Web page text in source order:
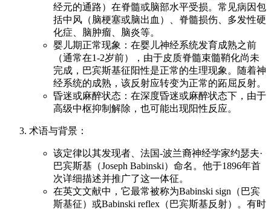
经元的通路）在脊髓或脑部水平受损。常见病因包
括中风（脑梗塞或脑出血）、脊髓损伤、多发性硬
化症、脑肿瘤、脑炎等。
婴儿期正常现象：在婴儿神经系统发育成熟之前
（通常在1-2岁前），由于皮质脊髓束髓鞘化尚未
完成，巴宾斯基征阳性是正常的生理现象。随着神
经系统的成熟，该反射应转变为正常的跖屈反射。
昏迷或麻醉状态：在深度昏迷或麻醉状态下，由于
高级中枢抑制解除，也可能出现阳性反应。
术语与背景：
该定律以其发现者、法国-波兰裔神经学家约瑟夫·
巴宾斯基（Joseph Babinski）命名。他于1896年首
次详细描述并推广了这一体征。
在英文文献中，它最常被称为Babinski sign（巴宾
斯基征）或Babinski reflex（巴宾斯基反射）。有时